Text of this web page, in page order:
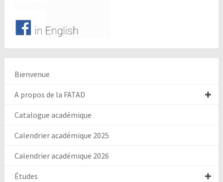
Bienvenue
A propos de la FATAD
Catalogue académique
Calendrier académique 2025
Calendrier académique 2026
Études